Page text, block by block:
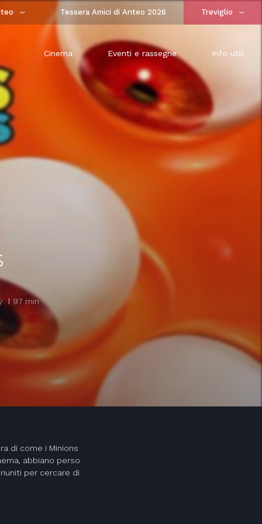
Tessera Amici di Anteo 2026 Treviglio
Cinema Eventi e rassegne Info utili
97 min
di come i Minions
abbiano perso
per cercare di